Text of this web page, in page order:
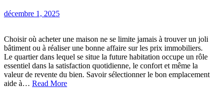
la
signature
de
l’acte
chez
décembre 1, 2025
Choisir où acheter une maison ne se limite jamais à trouver un joli
bâtiment ou à réaliser une bonne affaire sur les prix immobiliers.
Le quartier dans lequel se situe la future habitation occupe un rôle
essentiel dans la satisfaction quotidienne, le confort et même la
valeur de revente du bien. Savoir sélectionner le bon emplacement
aide à… Read MoreComment